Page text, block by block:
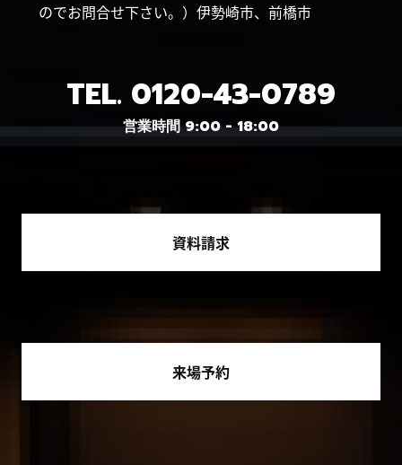
のでお問合せ下さい。）伊勢崎市、前橋市
TEL. 0120-43-0789
営業時間 9:00 - 18:00
資料請求
来場予約